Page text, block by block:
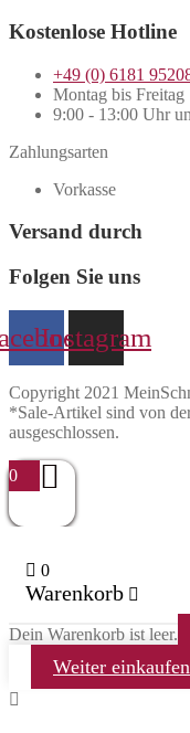
Kostenlose Hotline
+49 (0) 6181
Montag bis Freitag
9:00 - 13:00 Uhr
Zahlungsarten
Vorkasse
Versand durch
Folgen Sie uns
Instagram
Copyright 2021
*Sale-Artikel sind von
ausgeschlossen.
0
0
Warenkorb
Dein Warenkorb ist leer.
Weiter einkaufen